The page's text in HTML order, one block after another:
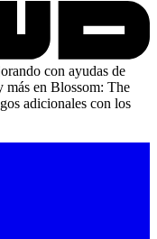
con ayudas de
más en Blossom: The
adicionales con los